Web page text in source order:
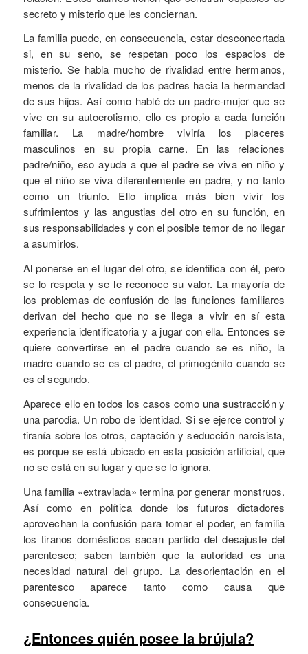
secreto y misterio que les conciernan.
La familia puede, en consecuencia, estar desconcertada
si, en su seno, se respetan poco los espacios de
misterio. Se habla mucho de rivalidad entre hermanos,
menos de la rivalidad de los padres hacia la hermandad
de sus hijos. Así como hablé de un padre-mujer que se
vive en su autoerotismo, ello es propio a cada función
familiar. La madre/hombre viviría los placeres
masculinos en su propia carne. En las relaciones
padre/niño, eso ayuda a que el padre se viva en niño y
que el niño se viva diferentemente en padre, y no tanto
como un triunfo. Ello implica más bien vivir los
sufrimientos y las angustias del otro en su función, en
sus responsabilidades y con el posible temor de no llegar
a asumirlos.
Al ponerse en el lugar del otro, se identifica con él, pero
se lo respeta y se le reconoce su valor. La mayoría de
los problemas de confusión de las funciones familiares
derivan del hecho que no se llega a vivir en sí esta
experiencia identificatoria y a jugar con ella. Entonces se
quiere convertirse en el padre cuando se es niño, la
madre cuando se es el padre, el primogénito cuando se
es el segundo.
Aparece ello en todos los casos como una sustracción y
una parodia. Un robo de identidad. Si se ejerce control y
tiranía sobre los otros, captación y seducción narcisista,
es porque se está ubicado en esta posición artificial, que
no se está en su lugar y que se lo ignora.
Una familia «extraviada» termina por generar monstruos.
Así como en política donde los futuros dictadores
aprovechan la confusión para tomar el poder, en familia
los tiranos domésticos sacan partido del desajuste del
parentesco; saben también que la autoridad es una
necesidad natural del grupo. La desorientación en el
parentesco aparece tanto como causa que
consecuencia.
¿Entonces quién posee la brújula?